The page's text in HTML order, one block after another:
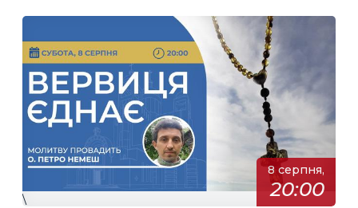
8 серпня,
20:00
\